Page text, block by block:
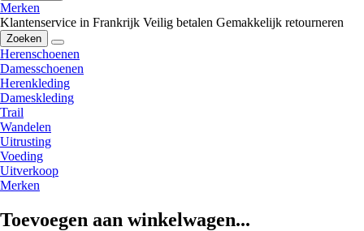
Merken
Klantenservice in Frankrijk Veilig betalen Gemakkelijk retourneren
Zoeken
Herenschoenen
Damesschoenen
Herenkleding
Dameskleding
Trail
Wandelen
Uitrusting
Voeding
Uitverkoop
Merken
Toevoegen aan winkelwagen...